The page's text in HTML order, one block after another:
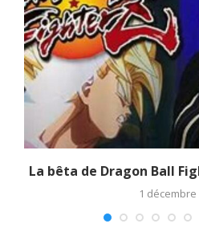
La bêta de Dragon Ball
1 décembre